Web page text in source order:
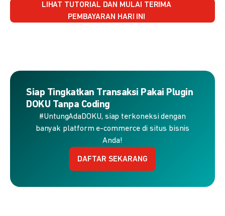
LIHAT TUTORIAL DAN MULAI TERIMA
PEMBAYARAN HARI INI
Siap Tingkatkan Transaksi Pakai Plugin
DOKU Tanpa Coding
#UntungAdaDOKU, siap terkoneksi dengan
banyak platform e-commerce di situs bisnis
Anda!
DAFTAR SEKARANG